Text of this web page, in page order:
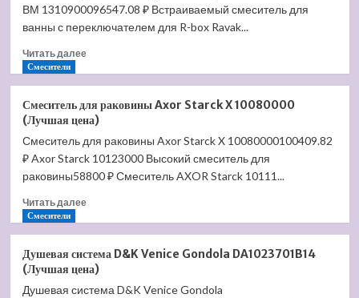
ShowerCollection
40876180
цена)
ВМ 1310900096547.08 ₽ Встраиваемый смеситель для
ванны с переключателем для R-box Ravak...
Читать далееПрочитать
для
ванны
с
душем
Hansgrohe
600
13109000
(Лучшая
цена)
Смесители
Смеситель для раковины Axor Starck X 10080000
(Лучшая цена)
Смеситель для раковины Axor Starck X 10080000100409.82
₽ Axor Starck 10123000 Высокий смеситель для
раковины58800 ₽ Смеситель AXOR Starck 10111...
Читать далееПрочитать
для
раковины
Axor
Смесители
Душевая система D&K Venice Gondola DA1023701B14
(Лучшая цена)
Душевая система D&K Venice Gondola